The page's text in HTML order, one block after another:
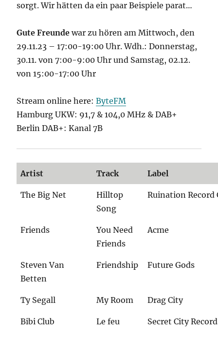
sorgt. Wir hätten da ein paar Beispiele parat…
Gute Freunde war zu hören am Mittwoch, den
29.11.23 – 17:00-19:00 Uhr. Wdh.: Donnerstag,
30.11. von 7:00-9:00 Uhr und Samstag, 02.12.
von 15:00-17:00 Uhr
Stream online here:ByteFM
Hamburg UKW: 91,7 & 104,0 MHz & DAB+
Berlin DAB+: Kanal 7B
Artist Track Label
The Big Net
Hilltop
Song
Ruination Record
Friends
You Need
Friends
Acme
Steven Van
Betten
Friendship Future Gods
Ty Segall My Room Drag City
Bibi Club Le feu Secret City